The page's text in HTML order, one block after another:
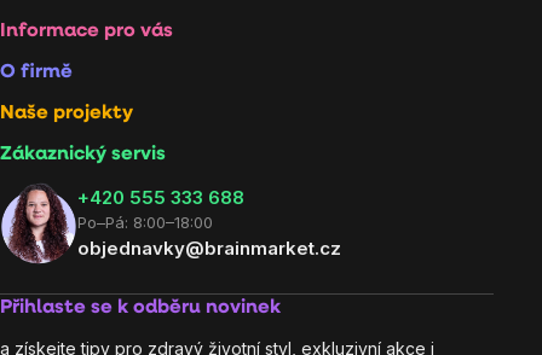
Informace pro vás
O firmě
Naše projekty
Zákaznický servis
‭+420 555 333 688
Po–Pá: 8:00–18:00
objednavky@brainmarket.cz
Přihlaste se k odběru novinek
a získejte tipy pro zdravý životní styl, exkluzivní akce i